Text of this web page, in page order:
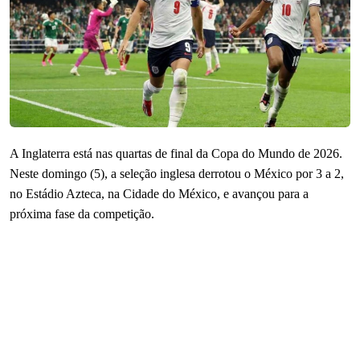
A Inglaterra está nas quartas de final da Copa do Mundo de 2026.
Neste domingo (5), a seleção inglesa derrotou o México por 3 a 2,
no Estádio Azteca, na Cidade do México, e avançou para a
próxima fase da competição.